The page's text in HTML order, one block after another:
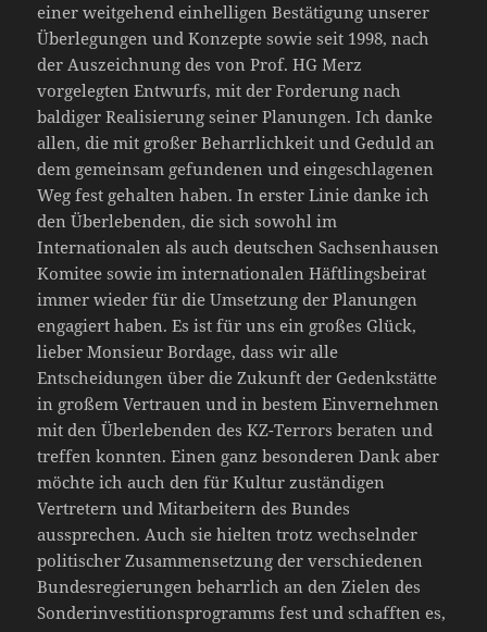
einer weitgehend einhelligen Bestätigung unserer
Überlegungen und Konzepte sowie seit 1998, nach
der Auszeichnung des von Prof. HG Merz
vorgelegten Entwurfs, mit der Forderung nach
baldiger Realisierung seiner Planungen. Ich danke
allen, die mit großer Beharrlichkeit und Geduld an
dem gemeinsam gefundenen und eingeschlagenen
Weg fest gehalten haben. In erster Linie danke ich
den Überlebenden, die sich sowohl im
Internationalen als auch deutschen Sachsenhausen
Komitee sowie im internationalen Häftlingsbeirat
immer wieder für die Umsetzung der Planungen
engagiert haben. Es ist für uns ein großes Glück,
lieber Monsieur Bordage, dass wir alle
Entscheidungen über die Zukunft der Gedenkstätte
in großem Vertrauen und in bestem Einvernehmen
mit den Überlebenden des KZ-Terrors beraten und
treffen konnten. Einen ganz besonderen Dank aber
möchte ich auch den für Kultur zuständigen
Vertretern und Mitarbeitern des Bundes
aussprechen. Auch sie hielten trotz wechselnder
politischer Zusammensetzung der verschiedenen
Bundesregierungen beharrlich an den Zielen des
Sonderinvestitionsprogramms fest und schafften es,